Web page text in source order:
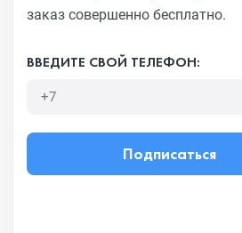
заказ совершенно бесплатно.
ВВЕДИТЕ СВОЙ ТЕЛЕФОН:
Подписаться